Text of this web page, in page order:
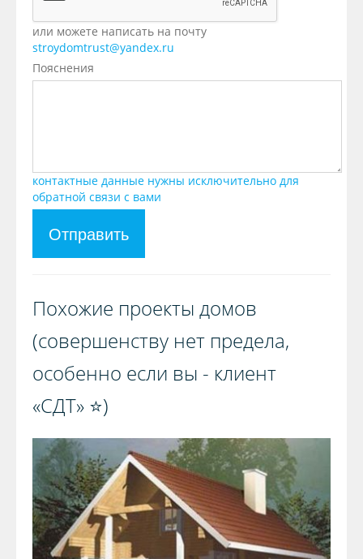
или можете написать на почту
stroydomtrust@yandex.ru
Пояснения
контактные данные нужны исключительно для
обратной связи с вами
Отправить
Похожие проекты домов
(совершенству нет предела,
особенно если вы - клиент
«СДТ» ⭐️)️